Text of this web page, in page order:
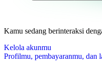
Kamu sedang berinteraksi
Kelola akunmu
Profilmu, pembayaranmu, dan